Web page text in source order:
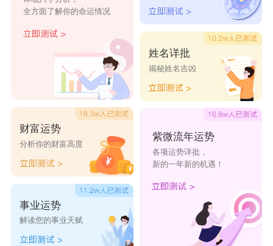
全方面了解你的命运情况
财富运势
分析你的财富高度
事业运势
解读您的事业天赋
姓名详批
揭秘姓名吉凶
紫微流年运势
各项运势详批，
新的一年新的机遇！